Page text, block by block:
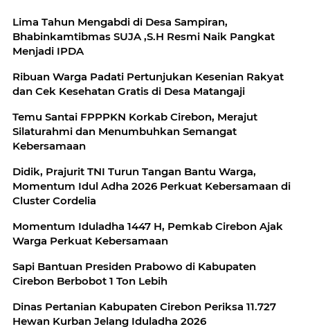
Lima Tahun Mengabdi di Desa Sampiran,
Bhabinkamtibmas SUJA ,S.H Resmi Naik Pangkat
Menjadi IPDA
Ribuan Warga Padati Pertunjukan Kesenian Rakyat
dan Cek Kesehatan Gratis di Desa Matangaji
Temu Santai FPPPKN Korkab Cirebon, Merajut
Silaturahmi dan Menumbuhkan Semangat
Kebersamaan
Didik, Prajurit TNI Turun Tangan Bantu Warga,
Momentum Idul Adha 2026 Perkuat Kebersamaan di
Cluster Cordelia
Momentum Iduladha 1447 H, Pemkab Cirebon Ajak
Warga Perkuat Kebersamaan
Sapi Bantuan Presiden Prabowo di Kabupaten
Cirebon Berbobot 1 Ton Lebih
Dinas Pertanian Kabupaten Cirebon Periksa 11.727
Hewan Kurban Jelang Iduladha 2026